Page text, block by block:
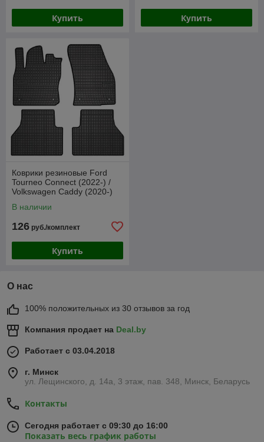
Купить Купить
Коврики резиновые Ford
Tourneo Connect (2022-) /
Volkswagen Caddy (2020-)
В наличии
126 руб./комплект
Купить
О нас
100% положительных из 30 отзывов за год
Компания продает на Deal.by
Работает с 03.04.2018
г. Минск
ул. Лещинского, д. 14а, 3 этаж, пав. 348, Минск, Беларусь
Контакты
Сегодня работает с 09:30 до 16:00
Показать весь график работы